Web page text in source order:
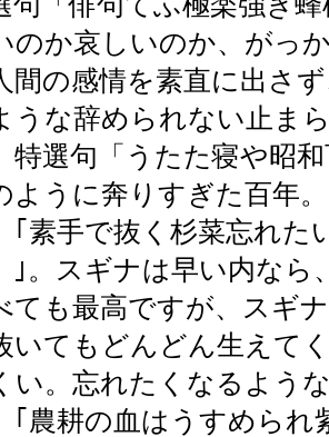
のか哀しいのか、がっ
間の感情を素直に出さ
うな辞められない止ま
特選句「うたた寝や昭
ように奔りすぎた百年
｢素手で抜く杉菜忘れた
｣。スギナは早い内なら
ても最高ですが、スギ
いてもどんどん生えて
い。忘れたくなるよう
｢農耕の血はうすめられ